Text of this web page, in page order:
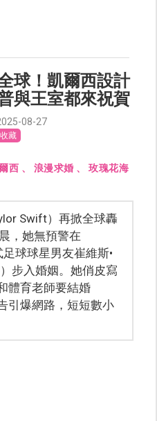
球！凱爾西設計
與王室都來祝賀
08-27
收藏
西 、 浪漫求婚 、玫瑰花海
Swift）再掀全球轟
，她無預警在
球球星男友崔維斯•
步入婚姻。她俏皮寫
體育老師要結婚
引爆網路，短短數小